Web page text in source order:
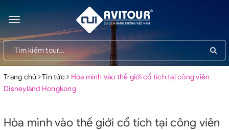
Toggle
navigation
Trang chủ Tin tức
Hòa mình vào thế giới cổ tích tại công viên
Disneyland Hongkong
Hòa mình vào thế giới cổ tích tại công viên